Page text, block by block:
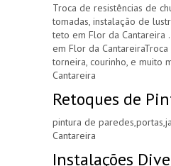
Troca de resistências de
tomadas, instalação de
teto em Flor da Cantareira
em Flor da
torneira, courinho, e muito
Cantareira
Retoques de
pintura de
Cantareira
Instalações